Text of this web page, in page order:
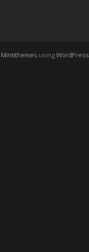
Mintithemes usingWordPress